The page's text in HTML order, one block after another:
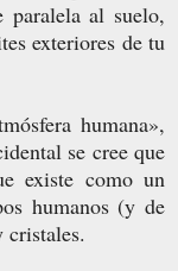
paralela al suelo,
exteriores de tu
humana»,
se cree que
existe como un
humanos (y de
cristales.